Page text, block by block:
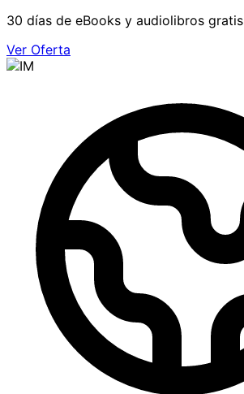
30 días de eBooks y audiolibros gratis
Ver Oferta